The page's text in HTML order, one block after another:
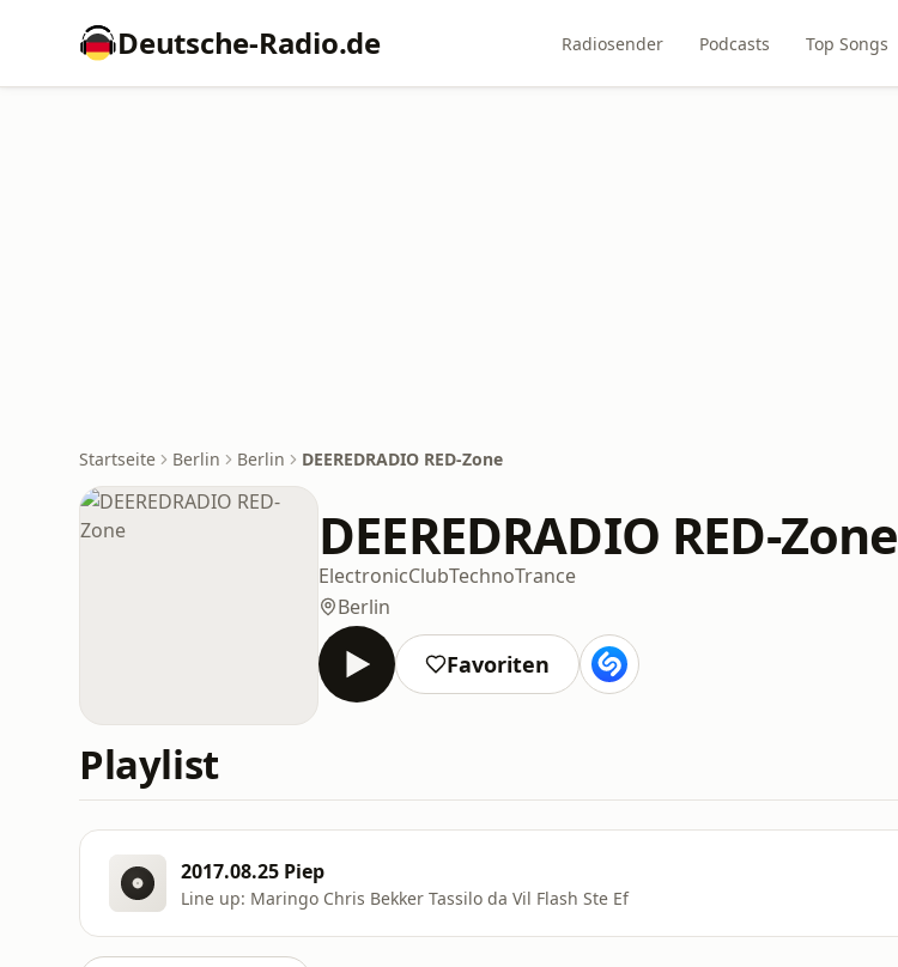
Deutsche-Radio.de Radiosender Podcasts Top Songs
Startseite Berlin Berlin DEEREDRADIO RED-Zone
DEEREDRADIO RED-Zone
ElectronicClubTechnoTrance
Berlin
Favoriten
Playlist
2017.08.25 Piep
Line up: Maringo Chris Bekker Tassilo da Vil Flash Ste Ef